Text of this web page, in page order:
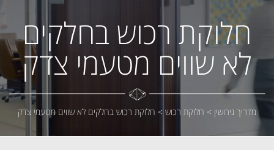
חלוקת רכוש בחלקים
לא שווים מטעמי צדק
מדריך גירושין > חלוקת רכוש > חלוקת רכוש בחלקים לא שווים מטעמי צדק